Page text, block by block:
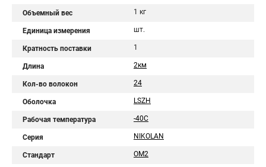
Объемный вес 1 кг
Единица измерения шт.
Кратность поставки 1
Длина 2км
Кол-во волокон 24
Оболочка LSZH
Рабочая температура -40C
Серия NIKOLAN
Стандарт OM2